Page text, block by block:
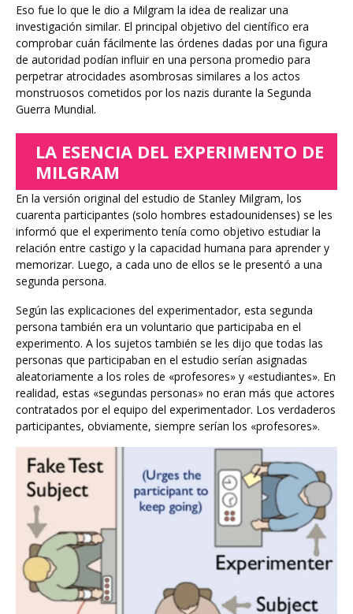
Eso fue lo que le dio a Milgram la idea de realizar una
investigación similar. El principal objetivo del científico era
comprobar cuán fácilmente las órdenes dadas por una figura
de autoridad podían influir en una persona promedio para
perpetrar atrocidades asombrosas similares a los actos
monstruosos cometidos por los nazis durante la Segunda
Guerra Mundial.
LA ESENCIA DEL EXPERIMENTO DE
MILGRAM
En la versión original del estudio de Stanley Milgram, los
cuarenta participantes (solo hombres estadounidenses) se les
informó que el experimento tenía como objetivo estudiar la
relación entre castigo y la capacidad humana para aprender y
memorizar. Luego, a cada uno de ellos se le presentó a una
segunda persona.
Según las explicaciones del experimentador, esta segunda
persona también era un voluntario que participaba en el
experimento. A los sujetos también se les dijo que todas las
personas que participaban en el estudio serían asignadas
aleatoriamente a los roles de «profesores» y «estudiantes». En
realidad, estas «segundas personas» no eran más que actores
contratados por el equipo del experimentador. Los verdaderos
participantes, obviamente, siempre serían los «profesores».